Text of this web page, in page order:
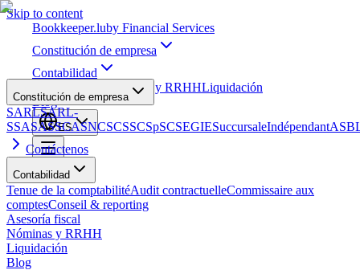
Skip to content
Bookkeeper.luby Financial Services
Constitución de empresa
Contabilidad
Nóminas y RRHHLiquidación
Blog
ES
Constitución de empresa
SARLSARL-
SSASASSCASNCSCSSCSpSCSEGIESuccursaleIndépendant
Contáctenos
Contabilidad
Tenue de la comptabilitéAudit contractuelleCommissaire aux
comptesConseil & reporting
Asesoría fiscal
Nóminas y RRHH
Liquidación
Blog